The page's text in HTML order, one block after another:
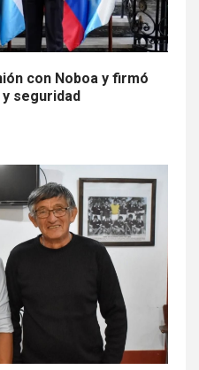
con Noboa y firmó
seguridad